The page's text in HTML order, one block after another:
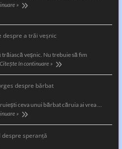
»
despre a trăi veșnic
trăiască veșnic. Nu trebuie să fim
Citește în continuare »
despre bărbat
ceva unui bărbat căruia ai vrea …
»
despre speranță